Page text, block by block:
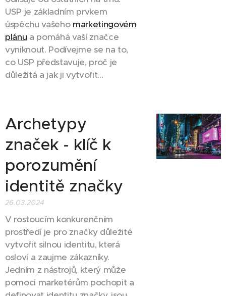
USP je základním prvkem
úspěchu vašeho marketingovém
plánu a pomáhá vaší značce
vyniknout. Podívejme se na to,
co USP představuje, proč je
důležitá a jak ji vytvořit...
Archetypy
značek - klíč k
porozumění
identitě značky
26.03.2024
V rostoucím konkurenčním
prostředí je pro značky důležité
vytvořit silnou identitu, která
osloví a zaujme zákazníky.
Jedním z nástrojů, který může
pomoci marketérům pochopit a